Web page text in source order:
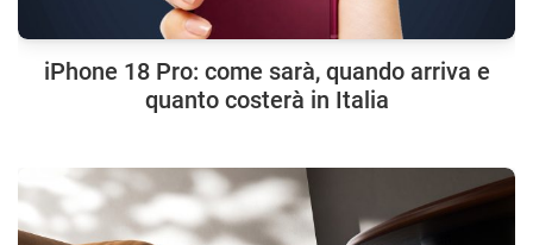
iPhone 18 Pro: come sarà, quando arriva e
quanto costerà in Italia